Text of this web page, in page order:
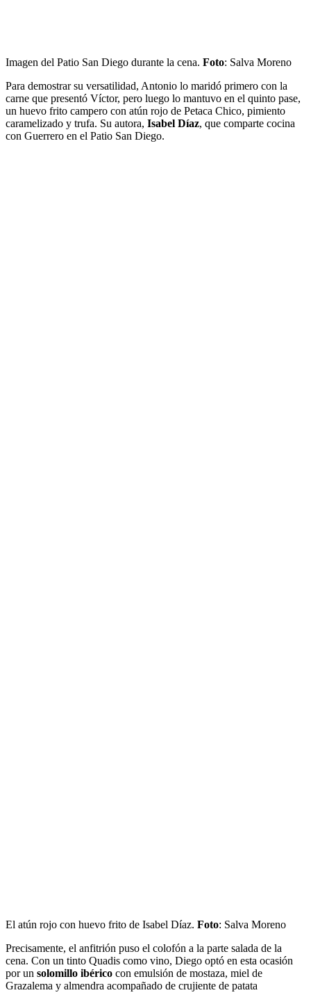
Imagen del Patio San Diego durante la cena. Foto: Salva Moreno
Para demostrar su versatilidad, Antonio lo maridó primero con la
carne que presentó Víctor, pero luego lo mantuvo en el quinto pase,
un huevo frito campero con atún rojo de Petaca Chico, pimiento
caramelizado y trufa. Su autora, Isabel Díaz, que comparte cocina
con Guerrero en el Patio San Diego.
El atún rojo con huevo frito de Isabel Díaz. Foto: Salva Moreno
Precisamente, el anfitrión puso el colofón a la parte salada de la
cena. Con un tinto Quadis como vino, Diego optó en esta ocasión
por un solomillo ibérico con emulsión de mostaza, miel de
Grazalema y almendra acompañado de crujiente de patata